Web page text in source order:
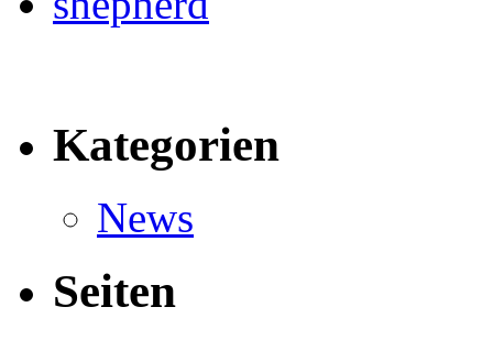
Kategorien
News
Seiten